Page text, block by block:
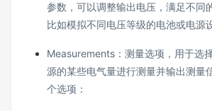
参数，可以调整输出电压，满足不同
比如模拟不同电压等级的电池或电源
Measurements：测量选项，用于选
源的某些电气量进行测量并输出测量
个选项：